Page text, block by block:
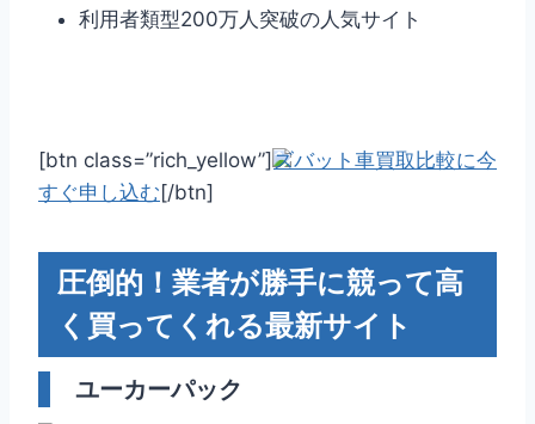
利用者類型200万人突破の人気サイト
[btn class=”rich_yellow”]ズバット車買取比較に今
すぐ申し込む[/btn]
圧倒的！業者が勝手に競って高
く買ってくれる最新サイト
ユーカーパック